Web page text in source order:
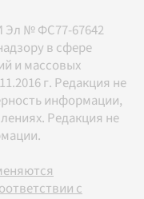
Эл № ФС77-67642
в сфере
и массовых
г. Редакция не
информации,
Редакция не
с